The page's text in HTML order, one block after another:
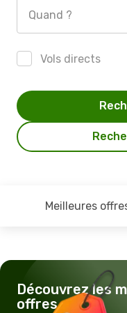
Quand ?
Vols directs
Meilleures
Découvrez les
offres